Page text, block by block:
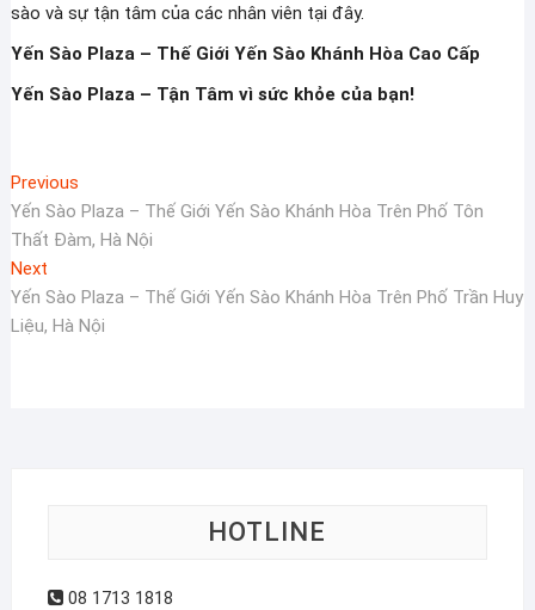
sào và sự tận tâm của các nhân viên tại đây.
Yến Sào Plaza – Thế Giới Yến Sào Khánh Hòa Cao Cấp
Yến Sào Plaza – Tận Tâm vì sức khỏe của bạn!
Điều
hướng
bài
viết
PreviousPrevious
post:
Yến Sào Plaza – Thế Giới Yến Sào Khánh Hòa Trên Phố Tôn
Thất Đàm, Hà Nội
NextNext
post:
Yến Sào Plaza – Thế Giới Yến Sào Khánh Hòa Trên Phố Trần Huy
Liệu, Hà Nội
HOTLINE
08 1713 1818